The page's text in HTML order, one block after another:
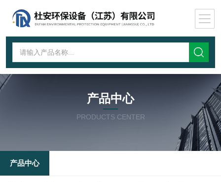
产品中心
PRODUCTS CENTER
产品中心